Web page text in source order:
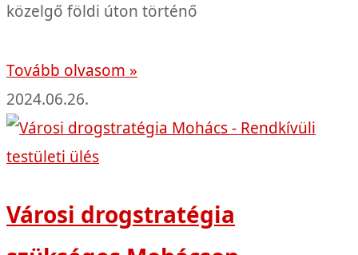
közelgő földi úton történő
Tovább olvasom »
2024.06.26.
Városi drogstratégia